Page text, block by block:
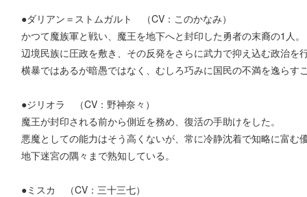
●ダリアン＝ストムガルト （CV：このかなみ）
かつて魔族軍と戦い、魔王を地下へと封印した勇者の末裔の1人。
辺境民族に圧政を敷き、その反発をさらに武力で抑え込む政治を
横暴ではあるが暗愚ではなく、むしろ巧みに国民の不満を逸らす
●ジリオラ （CV：野神奈々）
魔王が封印される前から側近を務め、復活の手助けをした。
悪魔としての能力はそう高くないが、常に冷静沈着で知略に富む
地下迷宮の隅々まで熟知している。
●ミスカ （CV：三十三七）